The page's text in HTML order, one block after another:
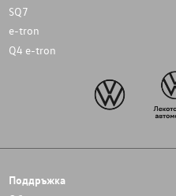
SQ7
e-tron
Q4 e-tron
Поддръжка